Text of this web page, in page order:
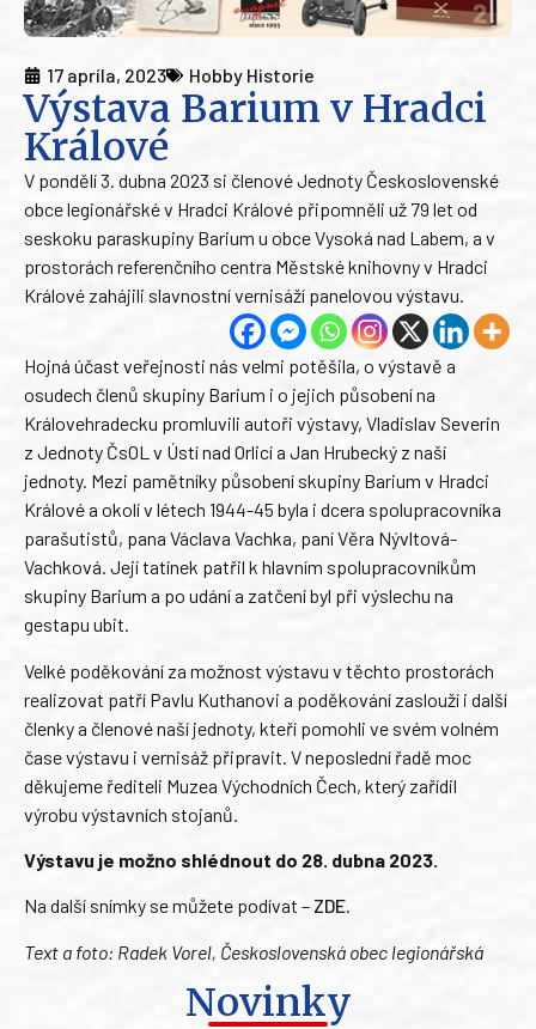
17 apríla, 2023 Hobby Historie
Výstava Barium v Hradci
Králové
V pondělí 3. dubna 2023 si členové Jednoty Československé
obce legionářské v Hradci Králové připomněli už 79 let od
seskoku paraskupiny Barium u obce Vysoká nad Labem, a v
prostorách referenčního centra Městské knihovny v Hradci
Králové zahájili slavnostní vernisáží panelovou výstavu.
Hojná účast veřejnosti nás velmi potěšila, o výstavě a
osudech členů skupiny Barium i o jejich působení na
Královehradecku promluvili autoři výstavy, Vladislav Severin
z Jednoty ČsOL v Ústí nad Orlicí a Jan Hrubecký z naší
jednoty. Mezi pamětníky působení skupiny Barium v Hradci
Králové a okolí v létech 1944-45 byla i dcera spolupracovníka
parašutistů, pana Václava Vachka, paní Věra Nývltová-
Vachková. Její tatínek patřil k hlavním spolupracovníkům
skupiny Barium a po udání a zatčení byl při výslechu na
gestapu ubit.
Velké poděkování za možnost výstavu v těchto prostorách
realizovat patří Pavlu Kuthanovi a poděkování zaslouží i další
členky a členové naší jednoty, kteří pomohli ve svém volném
čase výstavu i vernisáž připravit. V neposlední řadě moc
děkujeme řediteli Muzea Východních Čech, který zařídil
výrobu výstavních stojanů.
Výstavu je možno shlédnout do 28. dubna 2023.
Na další snímky se můžete podívat – ZDE.
Text a foto: Radek Vorel, Československá obec legionářská
Novinky